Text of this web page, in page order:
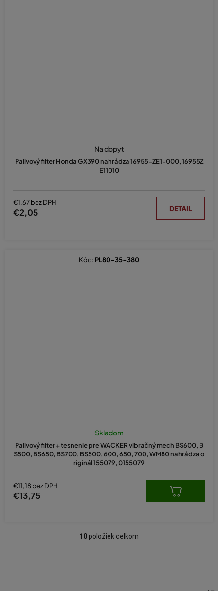
Palivový filter Honda GX390 nahrádza 16955-ZE1-000, 16955Z
E11010
Na dopyt
€1,67 bez DPH
€2,05 DETAIL
Palivový filter + tesnenie pre WACKER vibračný mech BS600, B
S500, BS650, BS700, BS500, 600, 650, 700, WM80 nahrádza o
riginál 155079, 0155079
Skladom
€11,18 bez DPH
€13,75
Kód: PL80-35-380
O
10položiek celkom